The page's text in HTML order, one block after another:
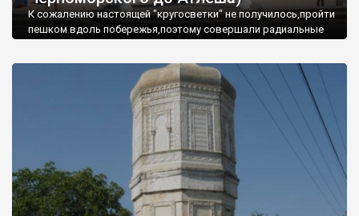
К сожалению настоящей "кругосветки" не получилось,пройти
пешком вдоль побережья,поэтому совершали радиальные